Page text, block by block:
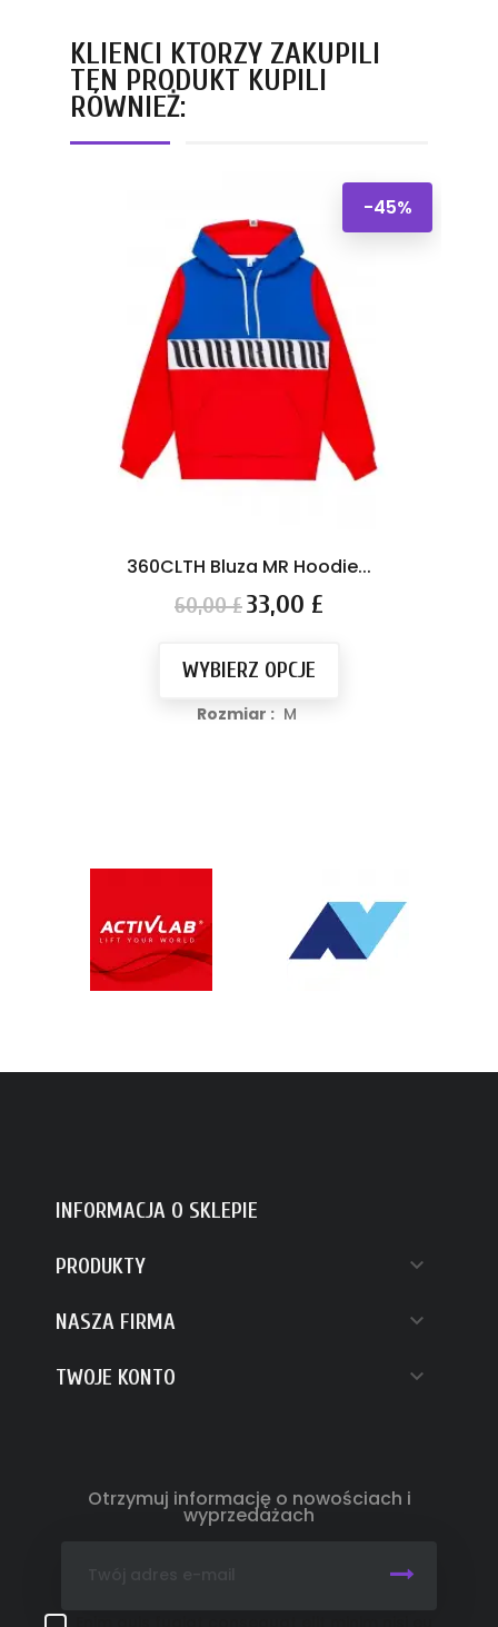
KLIENCI KTÓRZY ZAKUPILI
TEN PRODUKT KUPILI
RÓWNIEŻ:
360CLTH Bluza MR Hoodie...
Cena
podstawowa
60,00 £
-45%
Cena
33,00 £
WYBIERZ OPCJE
Rozmiar : M
INFORMACJA O SKLEPIE
PRODUKTY 
NASZA FIRMA 
TWOJE KONTO 
Otrzymuj informację o nowościach i
wyprzedażach